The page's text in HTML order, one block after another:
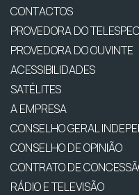
CONTACTOS
PROVEDORA DO
PROVEDORA DO OUVINTE
ACESSIBILIDADES
SATÉLITES
A EMPRESA
CONSELHO GERAL
CONSELHO DE OPINIÃO
CONTRATO DE
RÁDIO E TELEVISÃO